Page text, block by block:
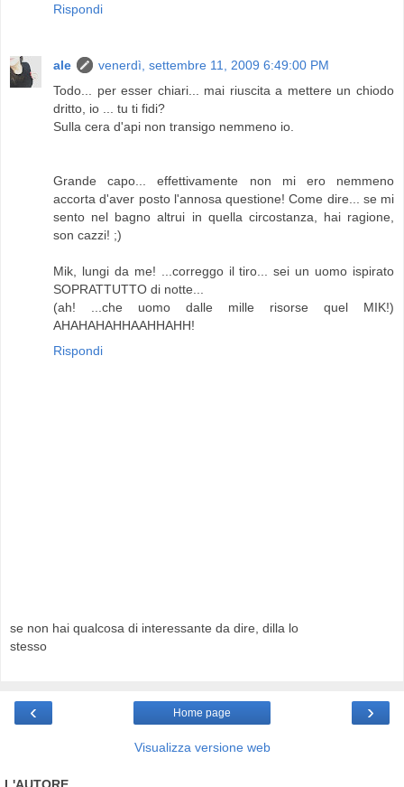
Rispondi
ale
venerdì, settembre 11, 2009 6:49:00 PM
Todo... per esser chiari... mai riuscita a mettere un chiodo
dritto, io ... tu ti fidi?
Sulla cera d'api non transigo nemmeno io.
Grande capo... effettivamente non mi ero nemmeno
accorta d'aver posto l'annosa questione! Come dire... se mi
sento nel bagno altrui in quella circostanza, hai ragione,
son cazzi! ;)
Mik, lungi da me! ...correggo il tiro... sei un uomo ispirato
SOPRATTUTTO di notte...
(ah! ...che uomo dalle mille risorse quel MIK!)
AHAHAHAHHAAHHAHH!
Rispondi
se non hai qualcosa di interessante da dire, dilla lo
stesso
‹ ›
Home page
Visualizza versione web